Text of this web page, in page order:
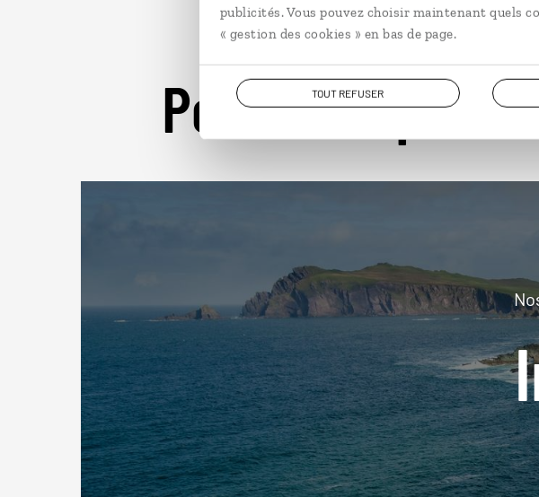
publicités. Vous pouvez choisir maintenant quels
« gestion des cookies » en bas de page.
TOUT REFUSER
Pour aller plus